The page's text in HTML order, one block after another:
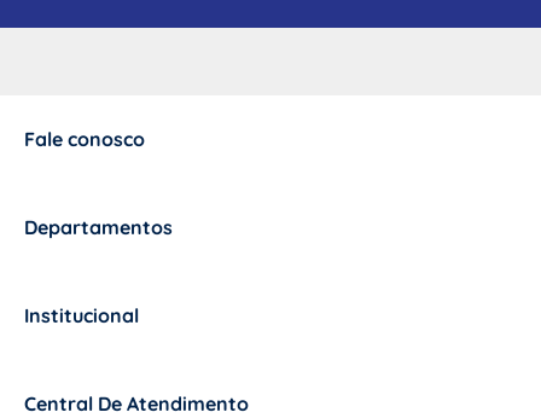
Fale conosco
Departamentos
Institucional
Central De Atendimento